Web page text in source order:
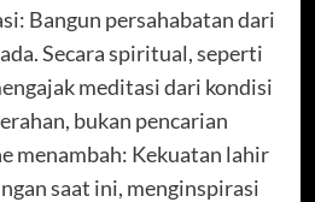
Bangun persahabatan dari
Secara spiritual, seperti
meditasi dari kondisi
bukan pencarian
menambah: Kekuatan lahir
saat ini, menginspirasi